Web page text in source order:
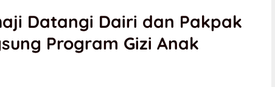
Datangi Dairi dan Pakpak
Program Gizi Anak